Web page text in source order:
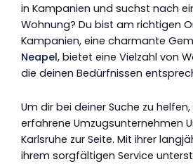
in Kampanien und suchst nach
Wohnung? Du bist am richtigen
Kampanien, eine charmante
Neapel, bietet eine Vielzahl von
die deinen Bedürfnissen
Um dir bei deiner Suche zu
erfahrene Umzugsunternehmen
Karlsruhe zur Seite. Mit ihrer
ihrem sorgfältigen Service